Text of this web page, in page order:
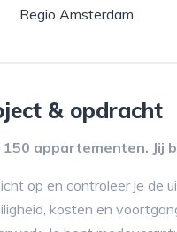
Regio Amsterdam
& opdracht
appartementen.
op en controleer je de
kosten en